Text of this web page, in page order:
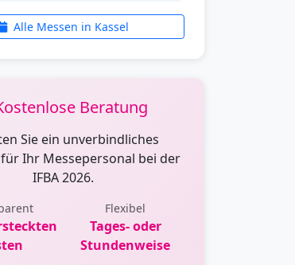
Alle Messen in Kassel
Beratung
Sie ein unverbindliches
Ihr Messepersonal bei der
IFBA 2026.
Flexibel
Tages- oder
Stundenweise